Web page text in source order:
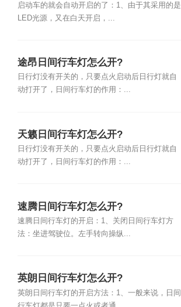
启动车的就会自动开启的了：1、由于其采用的是
LED光源，又在白天开启，...
途昂日间行车灯怎么开?
日行灯没有开关的，只要点火启动后日行灯就自
动打开了，日间行车灯的作用：...
天籁日间行车灯怎么开?
日行灯没有开关的，只要点火启动后日行灯就自
动打开了，日间行车灯的作用：...
速腾日间行车灯怎么开?
速腾日间行车灯的开启：1、关闭日间行车灯方
法：坐进驾驶位。左手转向操纵...
英朗日间行车灯怎么开?
英朗日间行车灯的开启方法：1、一般来说，日间